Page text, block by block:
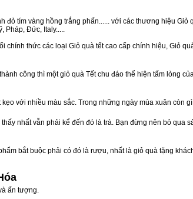
tím vàng hồng trắng phấn...... với các thương hiệu
Pháp, Đức, Italy.....
chính thức các loại Giỏ quà tết cao cấp chính hiệu, Giỏ
công thì một giỏ quà Tết chu đáo thể hiện tấm lòng
với nhiều màu sắc. Trong những ngày mùa xuân còn
nhất vẫn phải kể đến đó là trà. Bạn đừng nên bỏ
bắt buộc phải có đó là rượu, nhất là giỏ quà tặng
ấn tượng.